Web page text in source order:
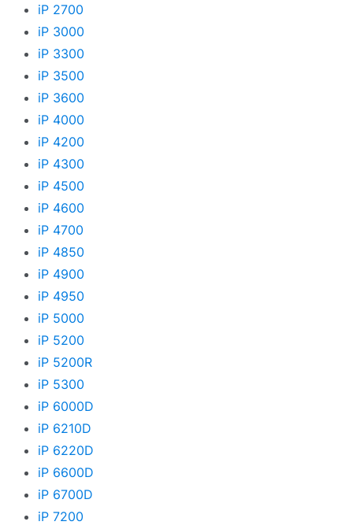
iP 2700
iP 3000
iP 3300
iP 3500
iP 3600
iP 4000
iP 4200
iP 4300
iP 4500
iP 4600
iP 4700
iP 4850
iP 4900
iP 4950
iP 5000
iP 5200
iP 5200R
iP 5300
iP 6000D
iP 6210D
iP 6220D
iP 6600D
iP 6700D
iP 7200